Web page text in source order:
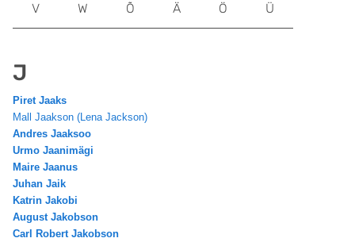
J
Piret Jaaks
Mall Jaakson (Lena Jackson)
Andres Jaaksoo
Urmo Jaanimägi
Maire Jaanus
Juhan Jaik
Katrin Jakobi
August Jakobson
Carl Robert Jakobson
V W Õ Ä Ö Ü